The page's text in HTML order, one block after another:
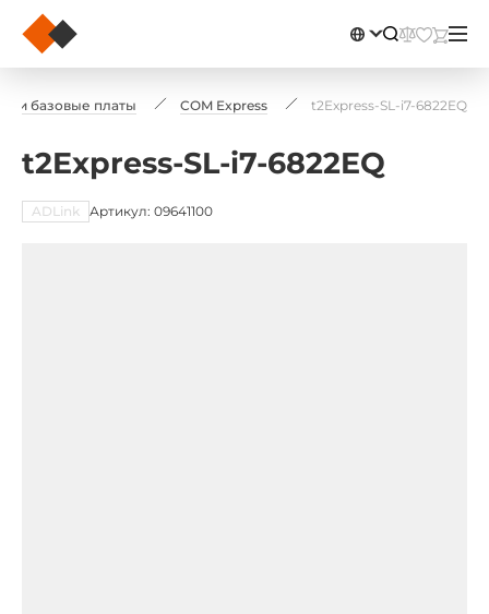
и базовые платы COM Express t2Express-SL-i7-6822EQ
t2Express-SL-i7-6822EQ
ADLink Артикул: 09641100